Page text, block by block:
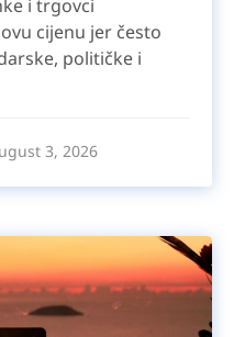
i trgovci
cijenu jer često
političke i
3, 2026